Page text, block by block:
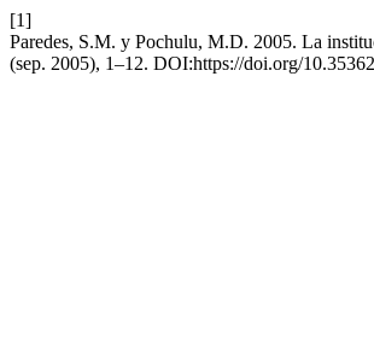
[1]
Paredes, S.M. y Pochulu, M.D. 2005. La
(sep. 2005), 1–12. DOI:https://doi.org/